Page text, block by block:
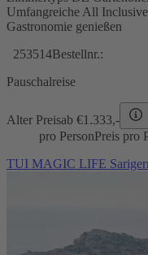
Umfangreiche All
Gastronomie genießen
253514Bestellnr.:
Pauschalreise
Alter Preisab €1.333,-
pro PersonPreis pro
TUI MAGIC LIFE